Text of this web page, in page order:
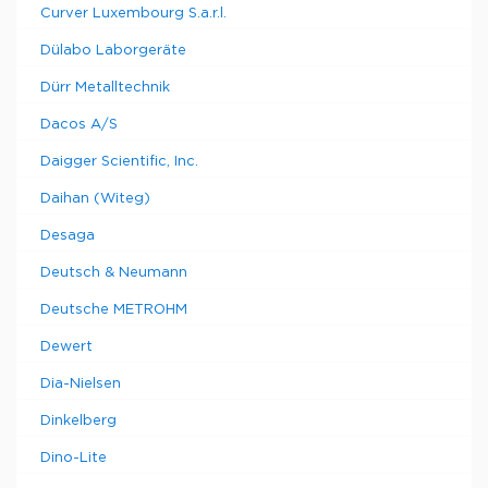
Curver Luxembourg S.a.r.l.
Dülabo Laborgeräte
Dürr Metalltechnik
Dacos A/S
Daigger Scientific, Inc.
Daihan (Witeg)
Desaga
Deutsch & Neumann
Deutsche METROHM
Dewert
Dia-Nielsen
Dinkelberg
Dino-Lite